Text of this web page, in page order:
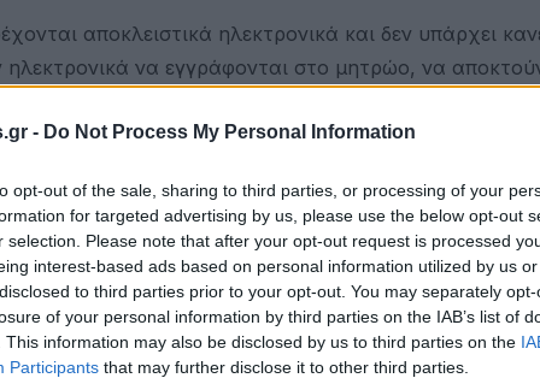
- Do Not Process My Personal Information
opt-out of the sale, sharing to third parties, or processing of your
for targeted advertising by us, please use the below opt-out
selection. Please note that after your opt-out request is processed
interest-based ads based on personal information utilized by us
to third parties prior to your opt-out. You may separately
of your personal information by third parties on the IAB’s list of
This information may also be disclosed by us to third parties on the
Participants that may further disclose it to other third parties.
αποκλειστικά ηλεκτρονικά και δεν υπάρχει
να εγγράφονται στο μητρώο, να
για το επίδομα ανεργίας και να δηλώνουν την
αποκλειστικά ηλεκτρονικά.
ανέργων με εργασιακούς συμβούλους θα
και όχι με αυτοπρόσωπη παρουσία, μέχρι
για συναλλαγές που αφορούν σε ειδικές
και πράξεων, που τους αφορούν, θα
για την ελάχιστη απόσταση 1,5 μέτρου μεταξύ